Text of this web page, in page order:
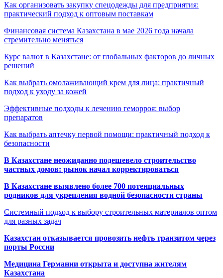
Как организовать закупку спецодежды для предприятия:
практический подход к оптовым поставкам
Финансовая система Казахстана в мае 2026 года начала
стремительно меняться
Курс валют в Казахстане: от глобальных факторов до личных
решений
Как выбрать омолаживающий крем для лица: практичный
подход к уходу за кожей
Эффективные подходы к лечению геморроя: выбор
препаратов
Как выбрать аптечку первой помощи: практичный подход к
безопасности
В Казахстане неожиданно подешевело строительство
частных домов: рынок начал корректироваться
В Казахстане выявлено более 700 потенциальных
родников для укрепления водной безопасности страны
Системный подход к выбору строительных материалов оптом
для разных задач
Казахстан отказывается провозить нефть транзитом через
порты России
Медицина Германии открыта и доступна жителям
Казахстана